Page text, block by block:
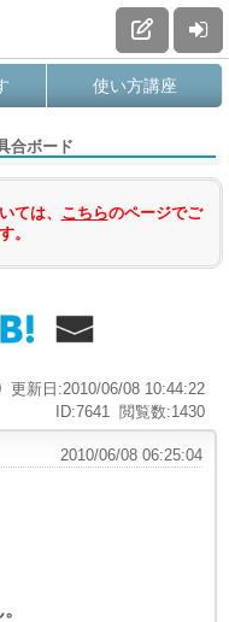
使い方講座
合ボード
ては、 こちらのページでご
。
更新日:2010/06/08 10:44:22
閲覧数:1430
ID:7641
2010/06/08 06:25:04